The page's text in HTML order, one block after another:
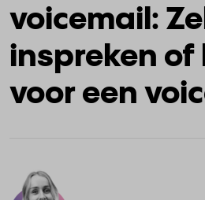
voicemail:
inspreken of
voor een